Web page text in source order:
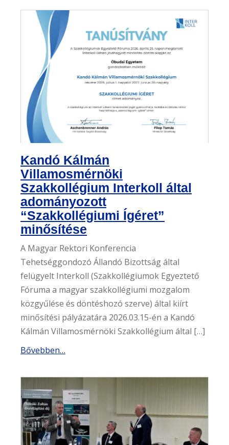
Kandó Kálmán
Villamosmérnöki
Szakkollégium Interkoll által
adományozott
“Szakkollégiumi Ígéret”
minősítése
A Magyar Rektori Konferencia
Tehetséggondozó Állandó Bizottság által
felügyelt Interkoll (Szakkollégiumok Egyeztető
Fóruma a magyar szakkollégiumi mozgalom
közgyűlése és döntéshozó szerve) által kiírt
minősítési pályázatára 2026.03.15-én a Kandó
Kálmán Villamosmérnöki Szakkollégium által […]
Bővebben…